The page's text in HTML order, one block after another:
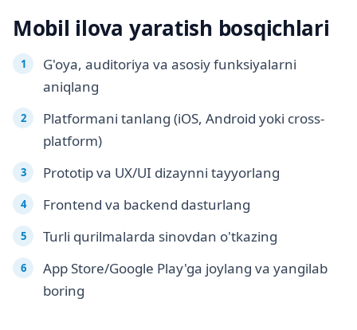
Mobil ilova yaratish bosqichlari
G'oya, auditoriya va asosiy funksiyalarni
aniqlang
Platformani tanlang (iOS, Android yoki cross-
platform)
Prototip va UX/UI dizaynni tayyorlang
Frontend va backend dasturlang
Turli qurilmalarda sinovdan o'tkazing
App Store/Google Play'ga joylang va yangilab
boring